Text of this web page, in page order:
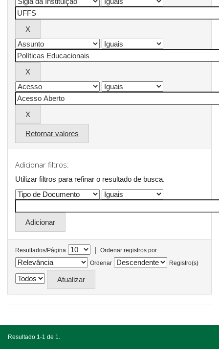
Retornar valores
Adicionar filtros:
Utilizar filtros para refinar o resultado de busca.
Resultados/Página |
Ordenar registros por
Ordenar
Registro(s)
Resultado 1-1 de 1.